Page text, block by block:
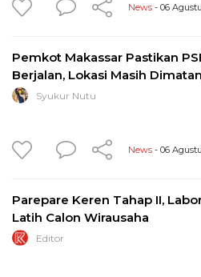
News - 06
Pemkot Makassar Pastikan
Berjalan, Lokasi Masih
Syukur Nutu
News - 06
Parepare Keren Tahap II,
Latih Calon Wirausaha
Editor